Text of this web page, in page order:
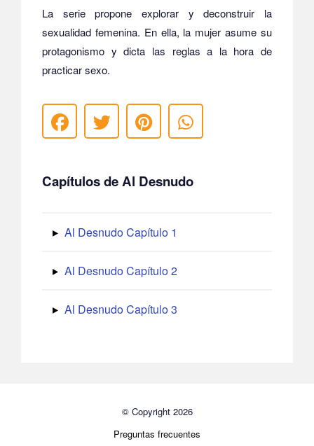
La serie propone explorar y deconstruir la
sexualidad femenina. En ella, la mujer asume su
protagonismo y dicta las reglas a la hora de
practicar sexo.
Capítulos de Al Desnudo
Al Desnudo Capítulo 1
Al Desnudo Capítulo 2
Al Desnudo Capítulo 3
© Copyright 2026
Preguntas frecuentes